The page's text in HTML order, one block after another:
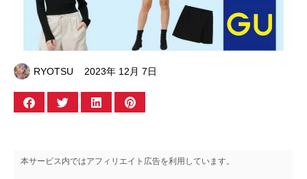
RYOTSU 2023年 12月 7日
本サービス内ではアフィリエイト広告を利用しています。